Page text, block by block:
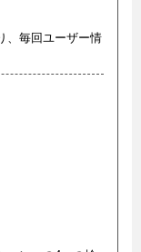
、毎回ユーザー情